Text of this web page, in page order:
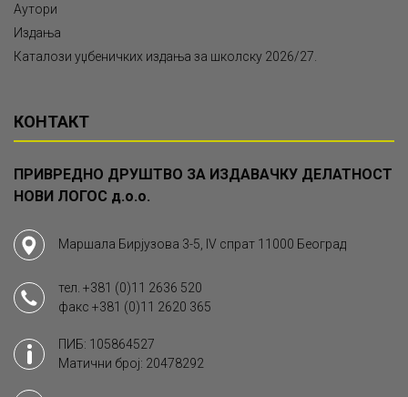
Аутори
Издања
Каталози уџбеничких издања за школску 2026/27.
КОНТАКТ
ПРИВРЕДНО ДРУШТВО ЗА ИЗДАВАЧКУ ДЕЛАТНОСТ
НОВИ ЛОГОС д.о.о.
Маршала Бирјузова 3-5, IV спрат 11000 Београд
тел. +381 (0)11 2636 520
факс +381 (0)11 2620 365
ПИБ: 105864527
Матични број: 20478292